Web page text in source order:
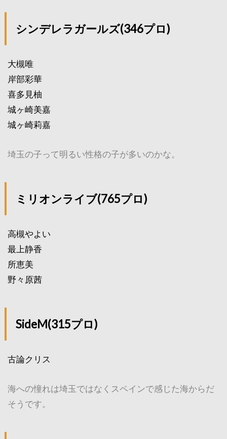
シンデレラガールズ(346プロ)
大槻唯
岸部彩華
喜多見柚
城ヶ崎美嘉
城ヶ崎莉嘉
埼玉の子って明るい性格の子が多いのかな。
ミリオンライブ(765プロ)
高槻やよい
最上静香
所恵美
野々原茜
SideM(315プロ)
古論クリス
海への憧れは埼玉ではなくスペインで感じた海からだ
そうです。